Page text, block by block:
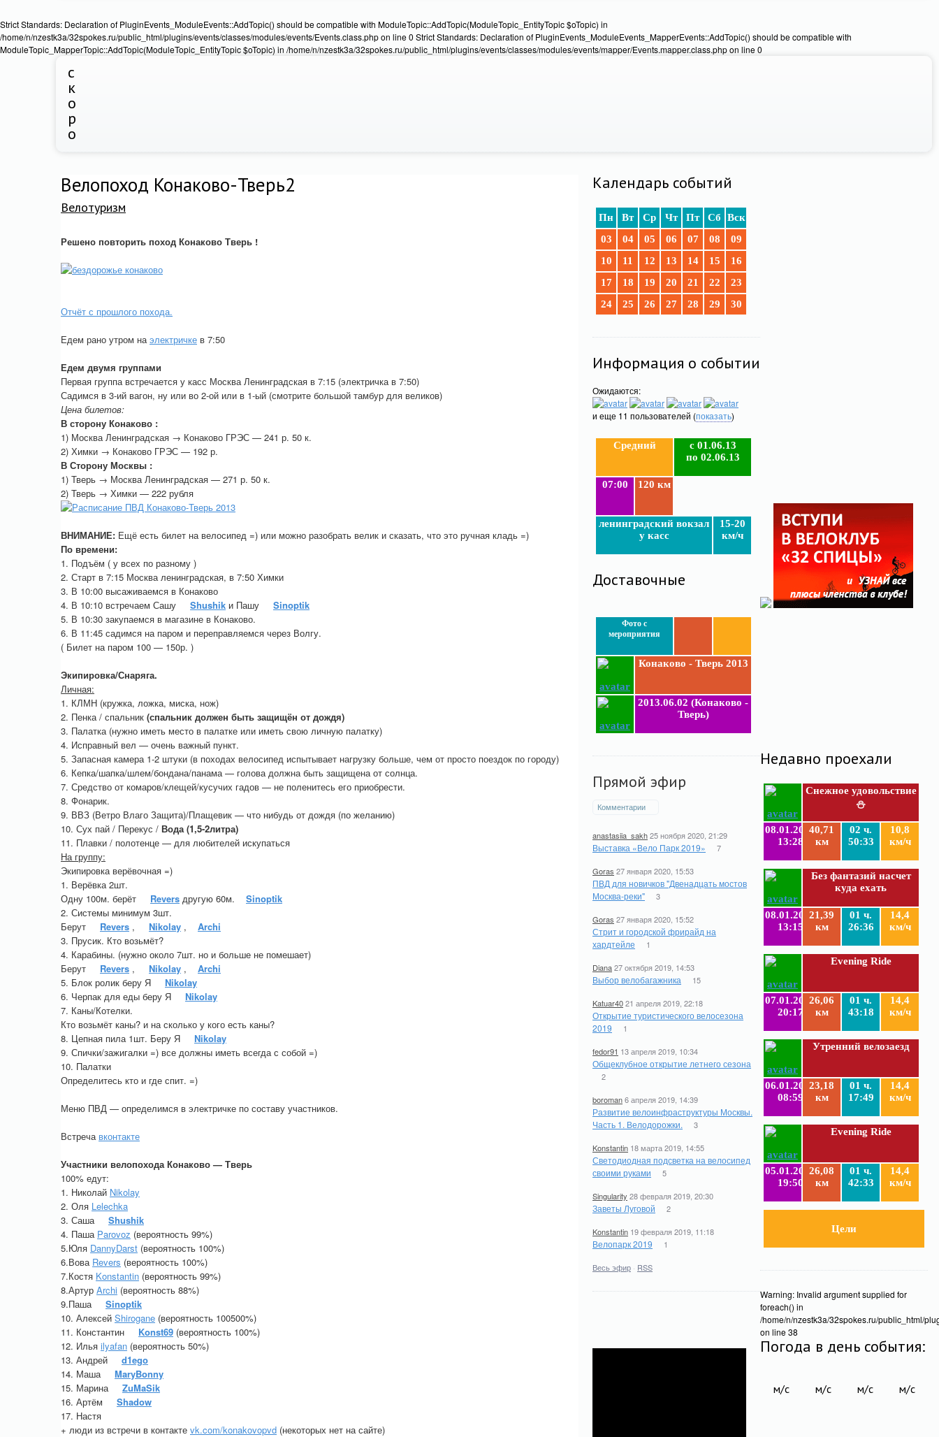
Strict Standards: Declaration of PluginEvents_ModuleEvents::AddTopic() should be compatible with ModuleTopic::AddTopic(ModuleTopic_EntityTopic $oTopic) in
/home/n/nzestk3a/32spokes.ru/public_html/plugins/events/classes/modules/events/Events.class.php on line 0 Strict Standards: Declaration of PluginEvents_ModuleEvents_MapperEvents::AddTopic() should be compatible with
ModuleTopic_MapperTopic::AddTopic(ModuleTopic_EntityTopic $oTopic) in /home/n/nzestk3a/32spokes.ru/public_html/plugins/events/classes/modules/events/mapper/Events.mapper.class.php on line 0
с
к
о
р
о
Недавно проехали
Снежное удовольствие
⛄
08.01.2019
13:28
40,71
км
02 ч.
50:33
10,8
км/ч
Без фантазий насчет
куда ехать
08.01.2019
13:15
21,39
км
01 ч.
26:36
14,4
км/ч
Evening Ride
07.01.2019
20:17
26,06
км
01 ч.
43:18
14,4
км/ч
Утренний велозаезд
06.01.2019
08:59
23,18
км
01 ч.
17:49
14,4
км/ч
Evening Ride
05.01.2019
19:50
26,08
км
01 ч.
42:33
14,4
км/ч
Цели
Warning: Invalid argument supplied for
foreach() in
/home/n/nzestk3a/32spokes.ru/public_html/
on line 38
Погода в день события:
м/с м/с м/с м/с
Календарь событий
Пн Вт Ср Чт Пт Сб
Вск
03
04 05 06 07 08
09
10
11 12 13 14 15
16
17
18 19 20 21 22
23
24
25 26 27 28 29 30
Информация о событии
Ожидаются:
и еще 11 пользователей (показать)
Средний
c 01.06.13
по 02.06.13
07:00 120 км
ленинградский вокзал
у касс
15-20
км/ч
Доставочные
Фото с
мероприятия
Конаково - Тверь 2013
2013.06.02 (Конаково -
Тверь)
Прямой эфир
Комментарии
anastasiia_sakh25 ноября 2020, 21:29
Выставка «Вело Парк 2019» 7
Goras 27 января 2020, 15:53
ПВД для новичков "Двенадцать мостов
Москва-реки"
3
Goras 27 января 2020, 15:52
Стрит и городской фрирайд на
хардтейле
1
Diana27 октября 2019, 14:53
Выбор велобагажника 15
Katuar4021 апреля 2019, 22:18
Открытие туристического велосезона
2019
1
fedor91 13 апреля 2019, 10:34
Общеклубное открытие летнего сезона
2
boroman6 апреля 2019, 14:39
Развитие велоинфраструктуры Москвы.
Часть 1. Велодорожки.
3
Konstantin 18 марта 2019, 14:55
Светодиодная подсветка на велосипед
своими руками
5
Singularity 28 февраля 2019, 20:30
Заветы Луговой 2
Konstantin 19 февраля 2019, 11:18
Велопарк 2019 1
Весь эфир · RSS
Велопоход Конаково-Тверь2
Велотуризм
Решено повторить поход Конаково Тверь !
Отчёт с прошлого похода.
Едем рано утром наэлектричке в 7:50
Едем двумя группами
Первая группа встречается у касс Москва Ленинградская в 7:15 (электричка в 7:50)
Садимся в 3-ий вагон, ну или во 2-ой или в 1-ый (смотрите большой тамбур для великов)
Цена билетов:
В сторону Конаково :
1) Москва Ленинградская → Конаково ГРЭС — 241 р. 50 к.
2) Химки → Конаково ГРЭС — 192 р.
В Сторону Москвы :
1) Тверь → Москва Ленинградская — 271 р. 50 к.
2) Тверь → Химки — 222 рубля
ВНИМАНИЕ: Ещё есть билет на велосипед =) или можно разобрать велик и сказать, что это ручная кладь =)
По времени:
1. Подъём ( у всех по разному )
2. Старт в 7:15 Москва ленинградская, в 7:50 Химки
3. В 10:00 высаживаемся в Конаково
4. В 10:10 встречаем Сашу
Shushik и Пашу
Sinoptik
5. В 10:30 закупаемся в магазине в Конаково.
6. В 11:45 садимся на паром и переправляемся через Волгу.
( Билет на паром 100 — 150р. )
Экипировка/Снаряга.
Личная:
1. КЛМН (кружка, ложка, миска, нож)
2. Пенка / спальник (спальник должен быть защищён от дождя)
3. Палатка (нужно иметь место в палатке или иметь свою личную палатку)
4. Исправный вел — очень важный пункт.
5. Запасная камера 1-2 штуки (в походах велосипед испытывает нагрузку больше, чем от просто поездок по городу)
6. Кепка/шапка/шлем/бондана/панама — голова должна быть защищена от солнца.
7. Средство от комаров/клещей/кусучих гадов — не поленитесь его приобрести.
8. Фонарик.
9. ВВЗ (Ветро Влаго Защита)/Плащевик — что нибудь от дождя (по желанию)
10. Сух пай / Перекус / Вода (1,5-2литра)
11. Плавки / полотенце — для любителей искупаться
На группу:
Экипировка верёвочная =)
1. Верёвка 2шт.
Одну 100м. берёт
Revers другую 60м.
Sinoptik
2. Системы минимум 3шт.
Берут
Revers , Nikolay ,
Archi
3. Прусик. Кто возьмёт?
4. Карабины. (нужно около 7шт. но и больше не помешает)
Берут
Revers , Nikolay ,
Archi
5. Блок ролик беру Я
Nikolay
6. Черпак для еды беру Я
Nikolay
7. Каны/Котелки.
Кто возьмёт каны? и на сколько у кого есть каны?
8. Цепная пила 1шт. Беру Я
Nikolay
9. Спички/зажигалки =) все должны иметь всегда с собой =)
10. Палатки
Определитесь кто и где спит. =)
Меню ПВД — определимся в электричке по составу участников.
Встреча вконтакте
Участники велопохода Конаково — Тверь
100% едут:
1. Николай Nikolay
2. Оля Lelechka
3. Саша
Shushik
4. Паша Parovoz (вероятность 99%)
5.Юля DannyDarst (вероятность 100%)
6.Вова Revers (вероятность 100%)
7.Костя Konstantin (вероятность 99%)
8.Артур Archi (вероятность 88%)
9.Паша
Sinoptik
10. Алексей Shirogane (вероятность 100500%)
11. Константин
Konst69 (вероятность 100%)
12. Илья ilyafan (вероятность 50%)
13. Андрей
d1ego
14. Маша
MaryBonny
15. Марина
ZuMaSik
16. Артём
Shadow
17. Настя
+ люди из встречи в контакте vk.com/konakovopvd (некоторых нет на сайте)